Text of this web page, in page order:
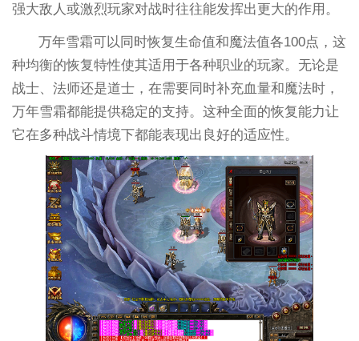
强大敌人或激烈玩家对战时往往能发挥出更大的作用。
万年雪霜可以同时恢复生命值和魔法值各100点，这
种均衡的恢复特性使其适用于各种职业的玩家。无论是
战士、法师还是道士，在需要同时补充血量和魔法时，
万年雪霜都能提供稳定的支持。这种全面的恢复能力让
它在多种战斗情境下都能表现出良好的适应性。